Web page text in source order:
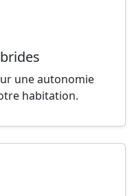
une autonomie
habitation.